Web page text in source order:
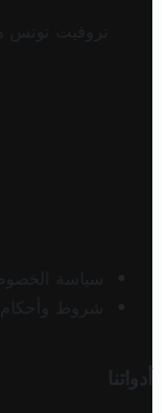
تروفيت تونس
سياسة
شروط وأحكام
أدواتنا